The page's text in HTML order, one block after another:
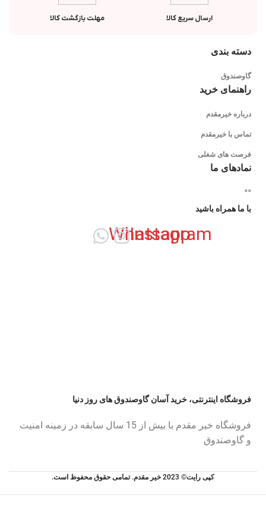
ارسال سریع کالا مهلت بازگشت کالا
دسته بندی
گاوصندوق
راهنمای خرید
درباره خیرمقدم
تماس با خیرمقدم
فرصت های شغلی
نمادهای ما
"
"
با ما همراه باشید
Instagram
Whatsapp
فروشگاه اینترنتی، خرید آسان گاوصندوق های روز دنیا
فروشگاه خیر مقدم با بیش از 15 سال سابقه در زمینه امنیت
و گاوصندوق
کپی رایت© 2023 خیر مقدم. تمامی حقوق محفوظ است.